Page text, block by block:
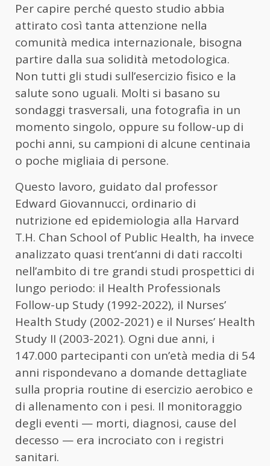
Per capire perché questo studio abbia
attirato così tanta attenzione nella
comunità medica internazionale, bisogna
partire dalla sua solidità metodologica.
Non tutti gli studi sull’esercizio fisico e la
salute sono uguali. Molti si basano su
sondaggi trasversali, una fotografia in un
momento singolo, oppure su follow-up di
pochi anni, su campioni di alcune centinaia
o poche migliaia di persone.
Questo lavoro, guidato dal professor
Edward Giovannucci, ordinario di
nutrizione ed epidemiologia alla Harvard
T.H. Chan School of Public Health, ha invece
analizzato quasi trent’anni di dati raccolti
nell’ambito di tre grandi studi prospettici di
lungo periodo: il Health Professionals
Follow-up Study (1992-2022), il Nurses’
Health Study (2002-2021) e il Nurses’ Health
Study II (2003-2021). Ogni due anni, i
147.000 partecipanti con un’età media di 54
anni rispondevano a domande dettagliate
sulla propria routine di esercizio aerobico e
di allenamento con i pesi. Il monitoraggio
degli eventi — morti, diagnosi, cause del
decesso — era incrociato con i registri
sanitari.